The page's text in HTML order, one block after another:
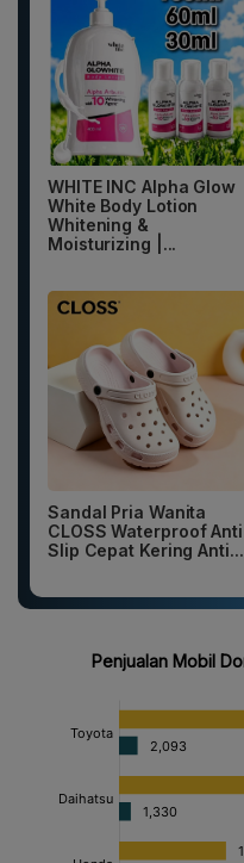
WHITE INC Alpha Glow
White Body Lotion
Whitening &
Moisturizing |...
Sandal Pria Wanita
CLOSS Waterproof Anti
Slip Cepat Kering Anti...